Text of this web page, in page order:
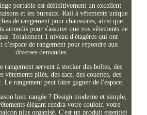
portable est définitivement un excellent
et les bureaux. Rail à vêtements unique
de rangement pour chaussures, ainsi que
arrondis pour s'assurer que vos vêtements ne
Totalement 1 niveau d'étagères qui ont
d'espace de rangement pour répondre aux
diverses demandes.
rangement servent à stocker des boîtes, des
vêtements pliés, des sacs, des couettes, des
Le rangement peut faire gagner de l'espace.
bien rangée ? Design moderne et simple,
élégant rendra votre couloir, votre
plus organisé. C'est un produit essentiel